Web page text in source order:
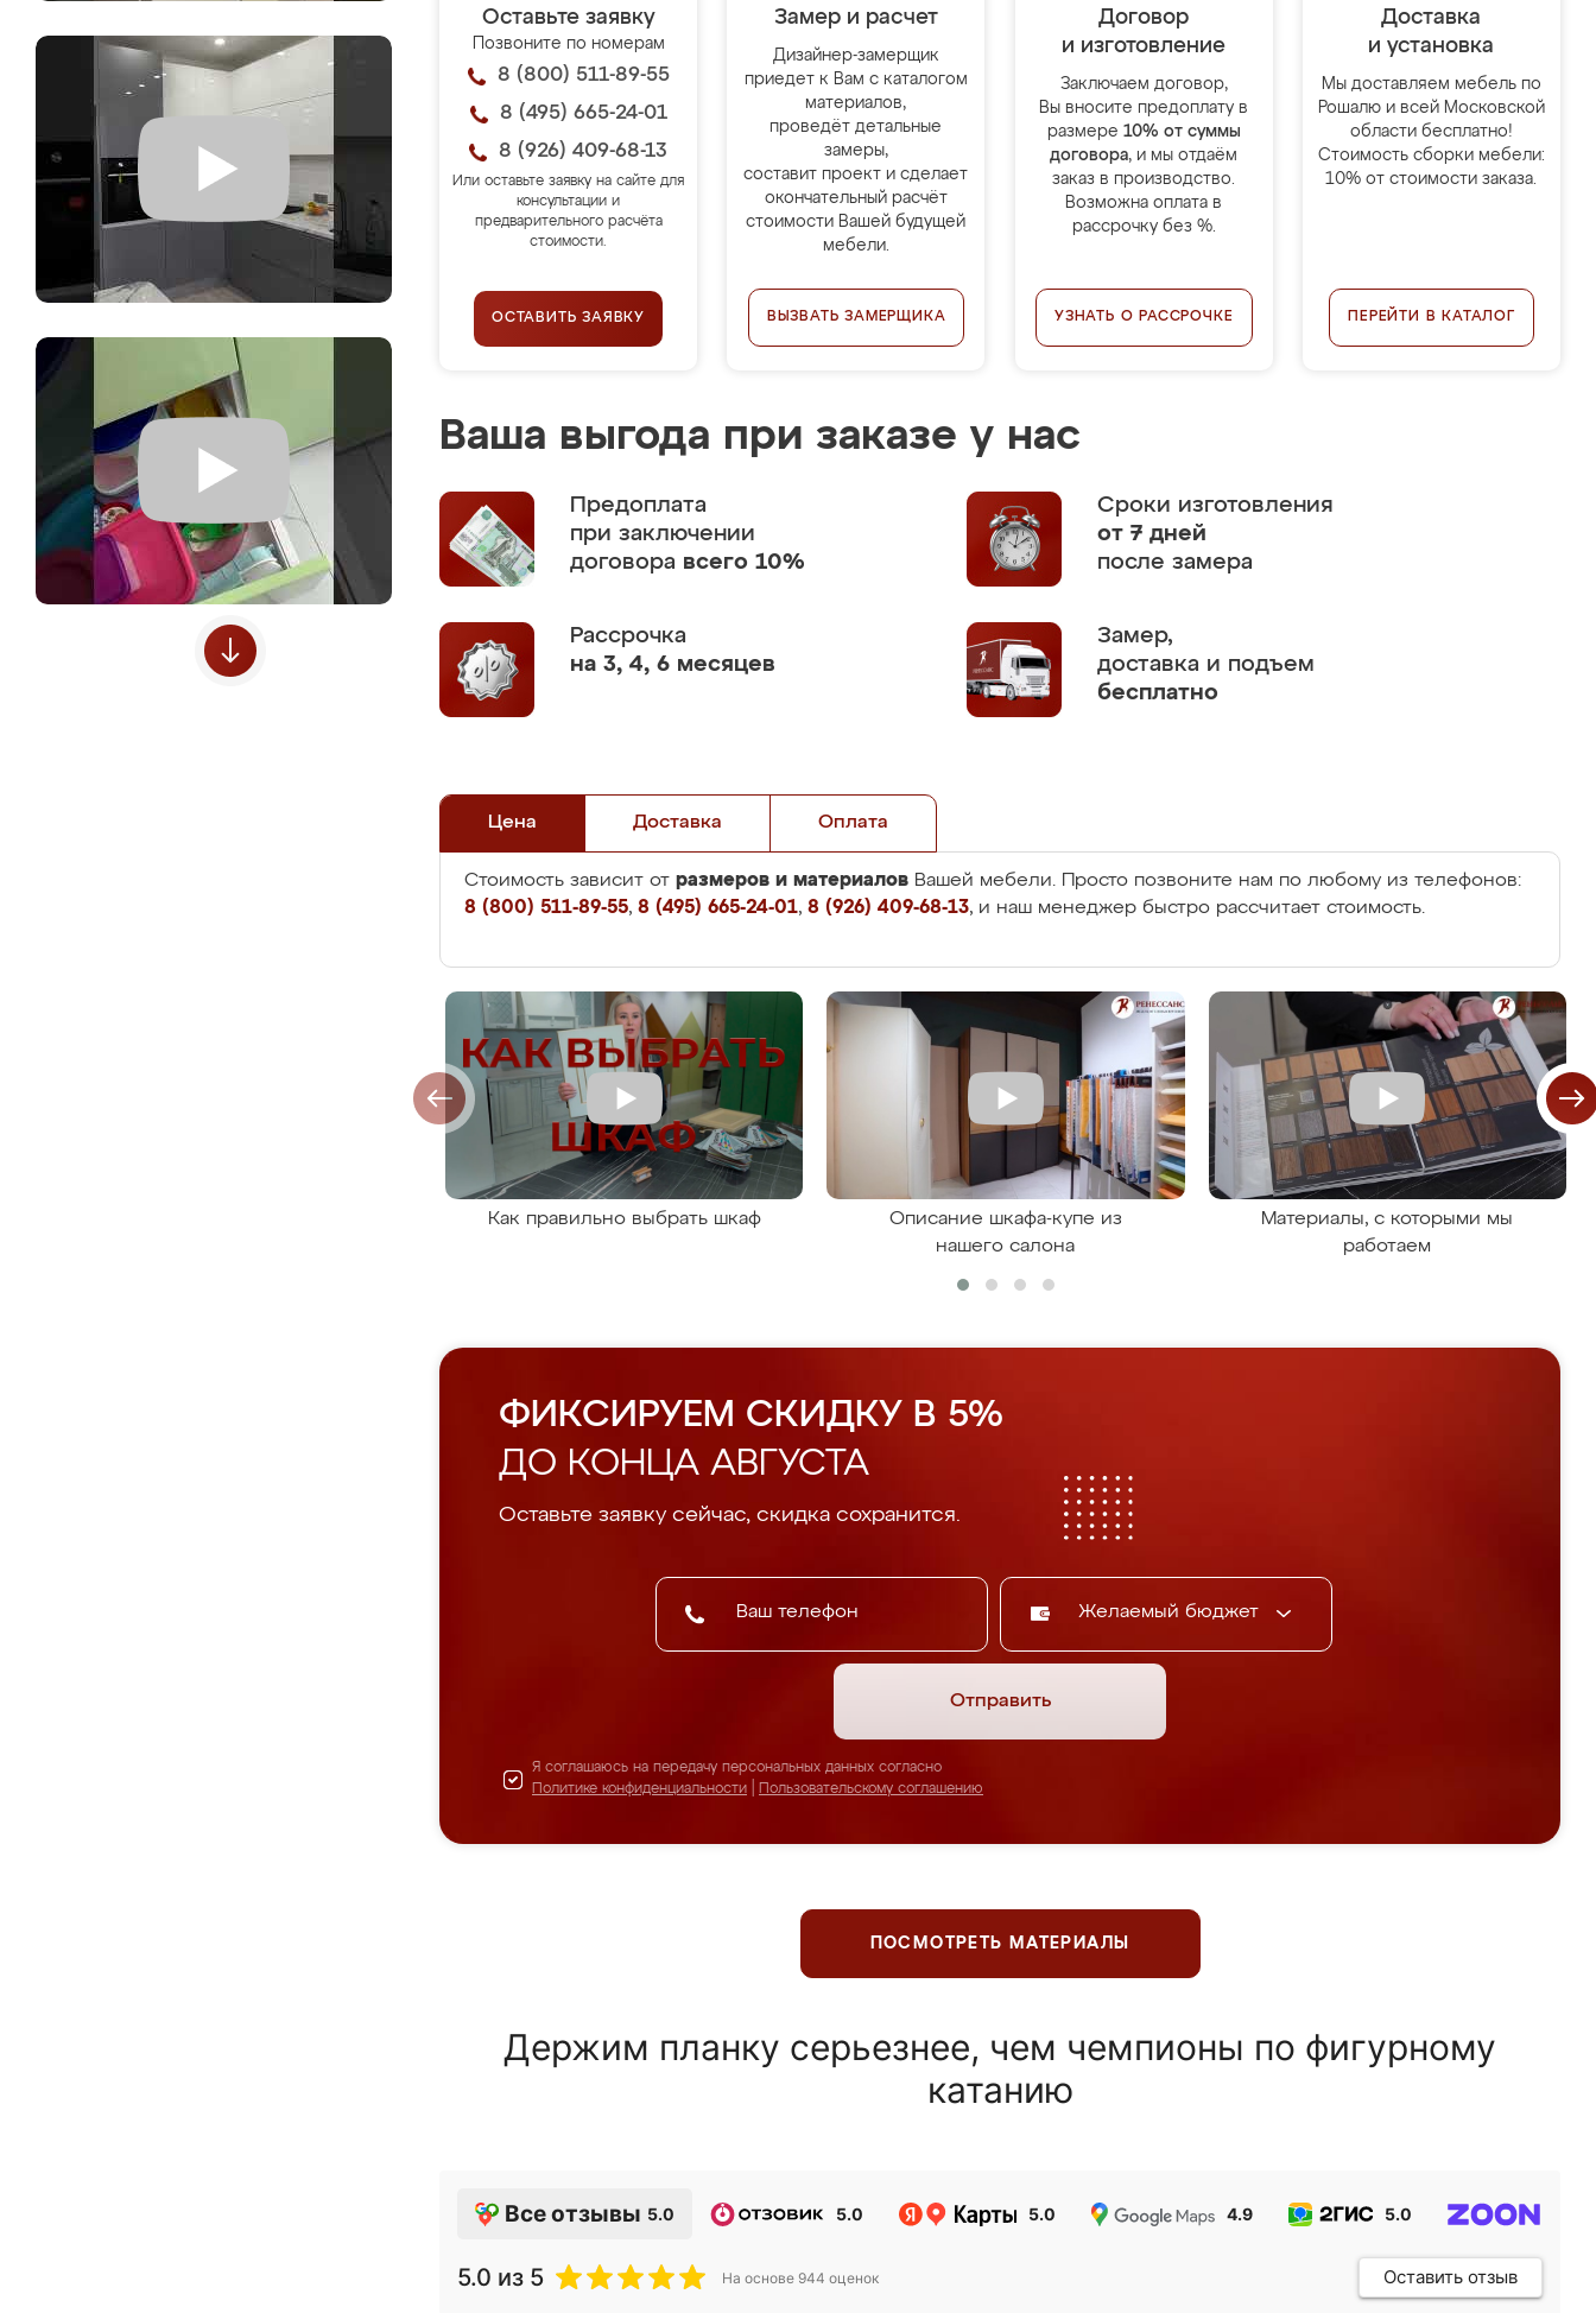
Оставьте заявку
Позвоните по номерам
8 (800) 511-89-55
8 (495) 665-24-01
8 (926) 409-68-13
Или оставьте заявку на сайте для
консультации и
предварительного расчёта
стоимости.
ОСТАВИТЬ ЗАЯВКУ
Замер и расчет
Дизайнер-замерщик
приедет к Вам с каталогом
материалов,
проведёт детальные
замеры,
составит проект и сделает
окончательный расчёт
стоимости Вашей будущей
мебели.
ВЫЗВАТЬ ЗАМЕРЩИКА
Договор
и изготовление
Заключаем договор,
Вы вносите предоплату в
размере 10% от суммы
договора, и мы отдаём
заказ в производство.
Возможна оплата в
рассрочку без %.
УЗНАТЬ О РАССРОЧКЕ
Доставка
и установка
Мы доставляем мебель по
Рошалю и всей Московской
области бесплатно!
Стоимость сборки мебели:
10% от стоимости заказа.
ПЕРЕЙТИ В КАТАЛОГ
Ваша выгода при заказе у нас
Предоплата
при заключении
договора всего 10%
Сроки изготовления
от 7 дней
после замера
Рассрочка
на 3, 4, 6 месяцев
Замер,
доставка и подъем
бесплатно
Цена Доставка Оплата
Стоимость зависит от размеров и материалов Вашей мебели. Просто позвоните нам по любому из телефонов:
8 (800) 511-89-55, 8 (495) 665-24-01, 8 (926) 409-68-13, и наш менеджер быстро рассчитает стоимость.
Как правильно выбрать шкаф
Описание шкафа-купе из
нашего салона
Материалы, с которыми мы
работаем
ФИКСИРУЕМ СКИДКУ В 5%
ДО КОНЦА АВГУСТА
Оставьте заявку сейчас, скидка сохранится.
Желаемый бюджет
Отправить
Я соглашаюсь на передачу персональных данных согласно
Политике конфиденциальности
Пользовательскому соглашению
ПОСМОТРЕТЬ МАТЕРИАЛЫ
Держим планку серьезнее, чем чемпионы по фигурному
катанию
Все отзывы 5.0 5.0 5.0 4.9 5.0
5.0 из 5 На основе 944 оценок Оставить отзыв